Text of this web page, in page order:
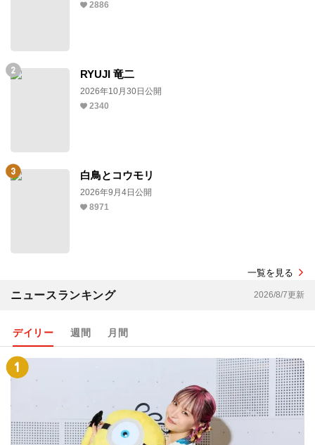
2886
RYUJI 竜二
2026年10月30日公開
2340
白鳥とコウモリ
2026年9月4日公開
8971
一覧を見る
ニュースランキング 2026/8/7更新
デイリー 週間 月間